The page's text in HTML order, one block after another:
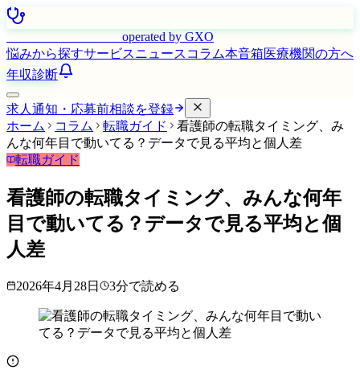
operated by GXO
悩みから探すサービスニュース コラム本音箱医療機関の方へ
年収診断
求人通知・応募前相談を登録
ホーム
コラム 転職ガイド
看護師の転職タイミング、み
んな何年目で動いてる？データで見る平均と個人差
転職ガイド
看護師の転職タイミング、みんな何年
目で動いてる？データで見る平均と個
人差
2026年4月28日 3分で読める